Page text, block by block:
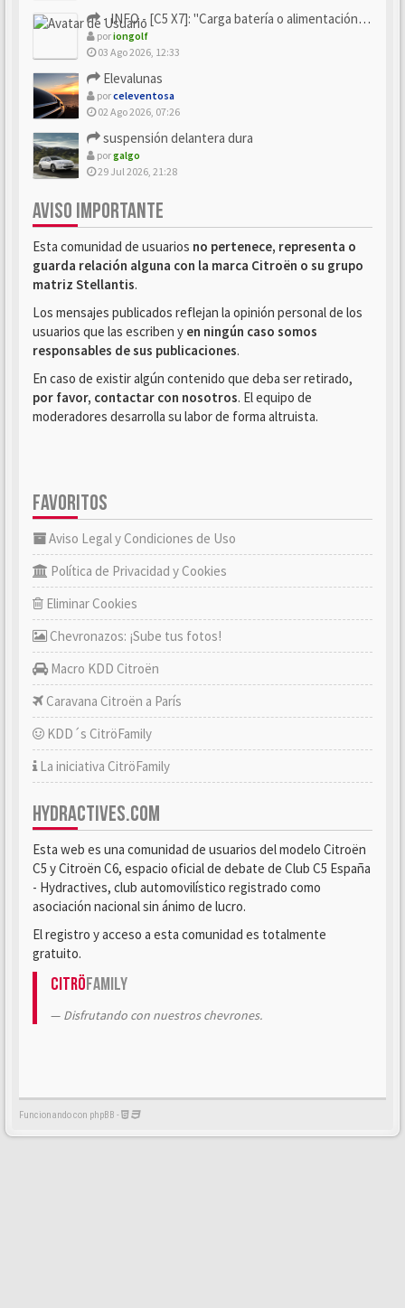
- INFO - [C5 X7]: "Carga batería o alimentación eléctri...
poriongolf
03 Ago 2026, 12:33
Elevalunas
porceleventosa
02 Ago 2026, 07:26
suspensión delantera dura
porgalgo
29 Jul 2026, 21:28
AVISO IMPORTANTE
Esta comunidad de usuarios no pertenece, representa o
guarda relación alguna con la marca Citroën o su grupo
matriz Stellantis.
Los mensajes publicados reflejan la opinión personal de los
usuarios que las escriben y en ningún caso somos
responsables de sus publicaciones.
En caso de existir algún contenido que deba ser retirado,
por favor, contactar con nosotros. El equipo de
moderadores desarrolla su labor de forma altruista.
FAVORITOS
Aviso Legal y Condiciones de Uso
Política de Privacidad y Cookies
Eliminar Cookies
Chevronazos: ¡Sube tus fotos!
Macro KDD Citroën
Caravana Citroën a París
KDD´s CitröFamily
La iniciativa CitröFamily
HYDRACTIVES.COM
Esta web es una comunidad de usuarios del modelo Citroën
C5 y Citroën C6, espacio oficial de debate de Club C5 España
- Hydractives, club automovilístico registrado como
asociación nacional sin ánimo de lucro.
El registro y acceso a esta comunidad es totalmente
gratuito.
CitröFamily
Disfrutando con nuestros chevrones.
Funcionando con phpBB -